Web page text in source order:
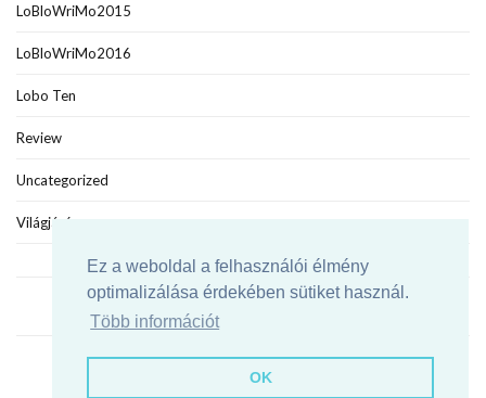
Ez a weboldal a felhasználói élmény
optimalizálása érdekében sütiket használ.
Több információt
OK
LoBloWriMo2015
LoBloWriMo2016
Lobo Ten
Review
Uncategorized
Világjáró
Agypakolás